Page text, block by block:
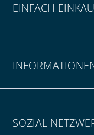
EINFACH
SOZIAL